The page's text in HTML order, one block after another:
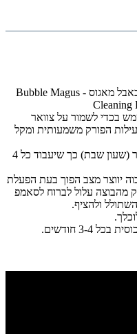
ראש ניקוי ACS280 לפורק CURVE11 באבל מאגוס - Bubble Magus
Cleaning
בכדי לשמור על צוואר
הפורק משמעותית ומקל
חשוב ביותר לחבר את ראש הניקוי לטיימר (שעון שבת) כך שיעבוד כל 4
יווצר מצב הפוך בעת הפעלת
מהבוצה עלול לברוח לסאמפ
ולהציף.
3-4 חודשים.